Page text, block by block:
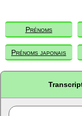
Prénoms
Prénoms japonais